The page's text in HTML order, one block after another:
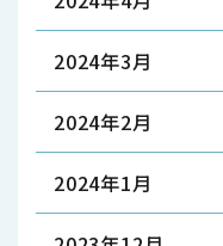
2024年3月
2024年2月
2024年1月